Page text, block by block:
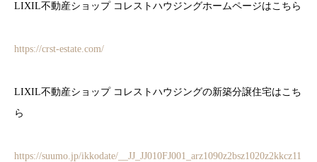
LIXIL不動産ショップ コレストハウジングホームページはこちら
https://crst-estate.com/
LIXIL不動産ショップ コレストハウジングの新築分譲住宅はこち
ら
https://suumo.jp/ikkodate/__JJ_JJ010FJ001_arz1090z2bsz1020z2kkcz11